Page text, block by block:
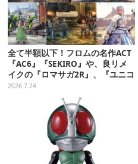
全て半額以下！フロムの名作ACT
『AC6』『SEKIRO』や、良リメ
イクの『ロマサガ2R』、『ユニコ
ーンオーバーロード』と『SO6』
もお手頃価格に【PS Storeのお薦
2026.7.24